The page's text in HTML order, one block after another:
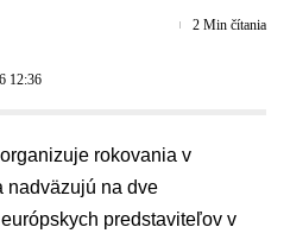
12:36
2 Min čítania
rokovania v
nadväzujú na dve
predstaviteľov v